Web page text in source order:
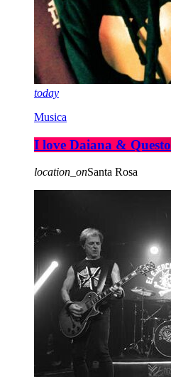
today
Musica
I love Daiana &
location_onSanta Rosa